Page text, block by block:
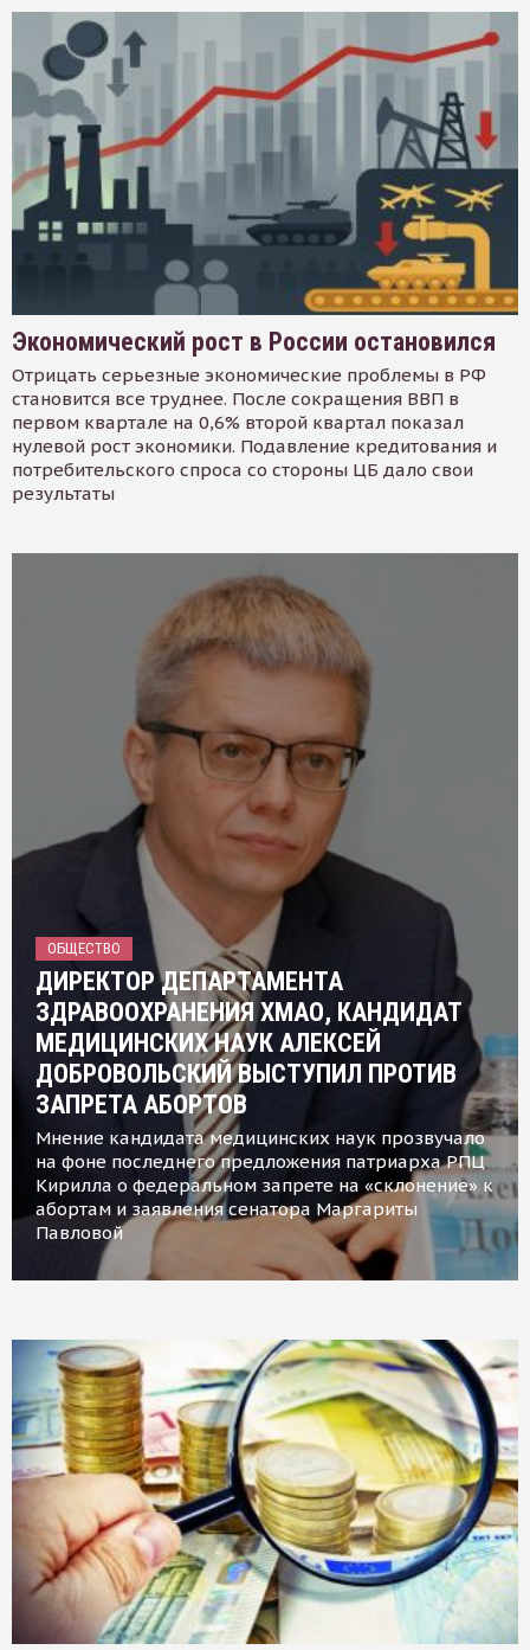
Экономический рост в России остановился
Отрицать серьезные экономические проблемы в РФ
становится все труднее. После сокращения ВВП в
первом квартале на 0,6% второй квартал показал
нулевой рост экономики. Подавление кредитования и
потребительского спроса со стороны ЦБ дало свои
результаты
ОБЩЕСТВО
ДИРЕКТОР ДЕПАРТАМЕНТА
ЗДРАВООХРАНЕНИЯ ХМАО, КАНДИДАТ
МЕДИЦИНСКИХ НАУК АЛЕКСЕЙ
ДОБРОВОЛЬСКИЙ ВЫСТУПИЛ ПРОТИВ
ЗАПРЕТА АБОРТОВ
Мнение кандидата медицинских наук прозвучало
на фоне последнего предложения патриарха РПЦ
Кирилла о федеральном запрете на «склонение» к
абортам и заявления сенатора Маргариты
Павловой